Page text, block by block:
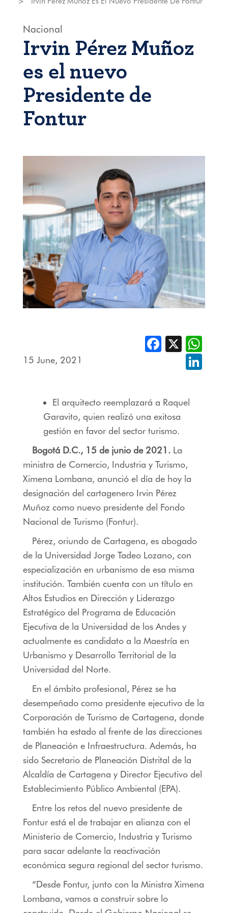
Nacional
Irvin Pérez Muñoz
es el nuevo
Presidente de
Fontur
15 June, 2021
Facebook
X
El arquitecto reemplazará a Raquel
Garavito, quien realizó una exitosa
gestión en favor del sector turismo.
Bogotá D.C., 15 de junio de 2021. La
ministra de Comercio, Industria y Turismo,
Ximena Lombana, anunció el día de hoy la
designación del cartagenero Irvin Pérez
Muñoz como nuevo presidente del Fondo
Nacional de Turismo (Fontur).
Pérez, oriundo de Cartagena, es abogado
de la Universidad Jorge Tadeo Lozano, con
especialización en urbanismo de esa misma
institución. También cuenta con un título en
Altos Estudios en Dirección y Liderazgo
Estratégico del Programa de Educación
Ejecutiva de la Universidad de los Andes y
actualmente es candidato a la Maestría en
Urbanismo y Desarrollo Territorial de la
Universidad del Norte.
En el ámbito profesional, Pérez se ha
desempeñado como presidente ejecutivo de la
Corporación de Turismo de Cartagena, donde
también ha estado al frente de las direcciones
de Planeación e Infraestructura. Además, ha
sido Secretario de Planeación Distrital de la
Alcaldía de Cartagena y Director Ejecutivo del
Establecimiento Público Ambiental (EPA).
Entre los retos del nuevo presidente de
Fontur está el de trabajar en alianza con el
Ministerio de Comercio, Industria y Turismo
para sacar adelante la reactivación
económica segura regional del sector turismo.
“Desde Fontur, junto con la Ministra Ximena
Lombana, vamos a construir sobre lo